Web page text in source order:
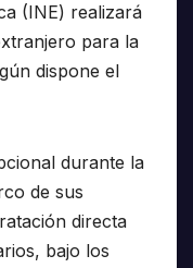
(INE) realizará
para la
dispone el
durante la
de sus
directa
bajo los